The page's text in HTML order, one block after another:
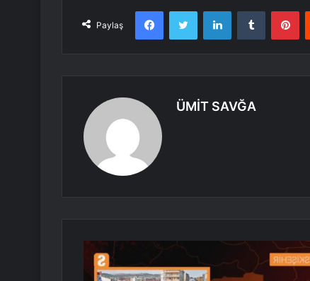
Paylaş
FacebookTwitter LinkedInTumblr
ÜMİT SAVĞA